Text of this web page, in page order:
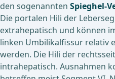
den sogenannten Spieghel-
Die portalen Hili der
extrahepatisch und können
linken Umbilikalfissur relativ
werden. Die Hili der
intrahepatisch. Ausnahmen